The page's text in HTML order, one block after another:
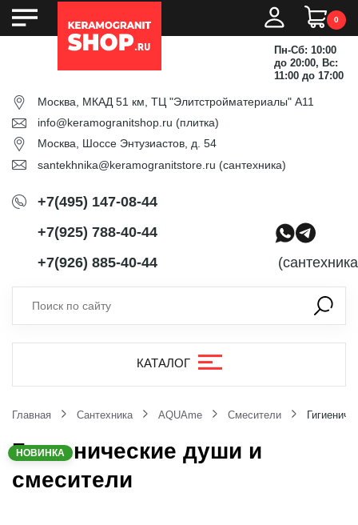
0
Пн-Сб: 10:00
до 20:00, Вс:
11:00 до 17:00
Москва, МКАД 51 км, ТЦ "Элитстройматериалы" А11
info@keramogranitshop.ru (плитка)
Москва, Шоссе Энтузиастов, д. 54
santekhnika@keramogranitstore.ru (сантехника)
+7(495) 147-08-44
+7(925) 788-40-44
+7(926) 885-40-44
КАТАЛОГ
Главная Сантехника AQUAme Смесители
Гигиенические души и
смесители
НОВИНКА